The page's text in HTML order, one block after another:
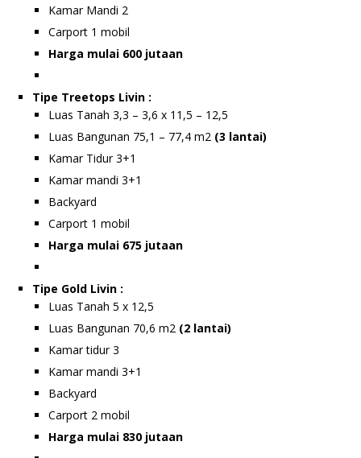
Kamar Mandi 2
Carport 1 mobil
Harga mulai 600 jutaan
Tipe Treetops Livin :
Luas Tanah 3,3 – 3,6 x 11,5 – 12,5
Luas Bangunan 75,1 – 77,4 m2 (3 lantai)
Kamar Tidur 3+1
Kamar mandi 3+1
Backyard
Carport 1 mobil
Harga mulai 675 jutaan
Tipe Gold Livin :
Luas Tanah 5 x 12,5
Luas Bangunan 70,6 m2 (2 lantai)
Kamar tidur 3
Kamar mandi 3+1
Backyard
Carport 2 mobil
Harga mulai 830 jutaan